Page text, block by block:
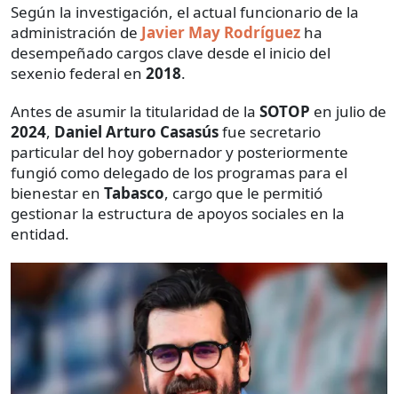
Según la investigación, el actual funcionario de la
administración de Javier May Rodríguez ha
desempeñado cargos clave desde el inicio del
sexenio federal en 2018.
Antes de asumir la titularidad de la SOTOP en julio de
2024, Daniel Arturo Casasúsfue secretario
particular del hoy gobernador y posteriormente
fungió como delegado de los programas para el
bienestar en Tabasco, cargo que le permitió
gestionar la estructura de apoyos sociales en la
entidad.